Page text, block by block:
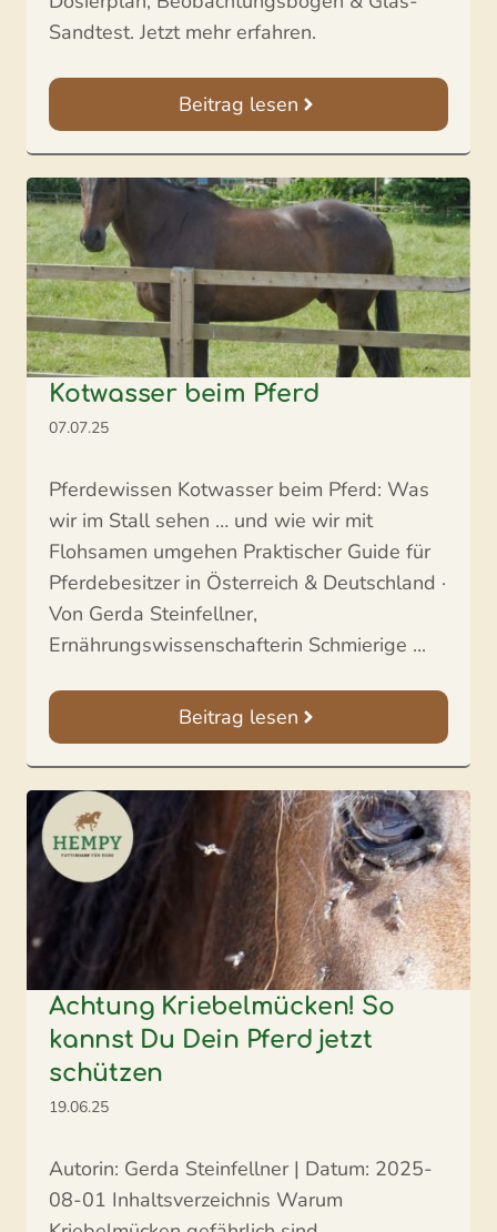
Sandtest. Jetzt mehr erfahren.
Beitrag lesen
Kotwasser beim Pferd
07.07.25
Pferdewissen Kotwasser beim Pferd: Was
wir im Stall sehen … und wie wir mit
Flohsamen umgehen Praktischer Guide für
Pferdebesitzer in Österreich & Deutschland ·
Von Gerda Steinfellner,
Ernährungswissenschafterin Schmierige ...
Beitrag lesen
Achtung Kriebelmücken! So
kannst Du Dein Pferd jetzt
schützen
19.06.25
Autorin: Gerda Steinfellner | Datum: 2025-
08-01 Inhaltsverzeichnis Warum